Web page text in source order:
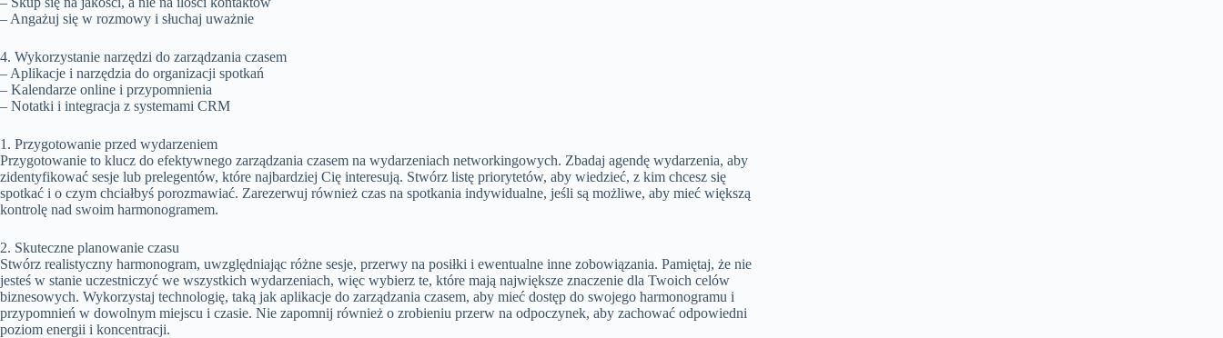
– Angażuj się w rozmowy i słuchaj uważnie
4. Wykorzystanie narzędzi do zarządzania czasem
– Aplikacje i narzędzia do organizacji spotkań
– Kalendarze online i przypomnienia
– Notatki i integracja z systemami CRM
1. Przygotowanie przed wydarzeniem
Przygotowanie to klucz do efektywnego zarządzania czasem na wydarzeniach networkingowych. Zbadaj agendę wydarzenia, aby
zidentyfikować sesje lub prelegentów, które najbardziej Cię interesują. Stwórz listę priorytetów, aby wiedzieć, z kim chcesz się
spotkać i o czym chciałbyś porozmawiać. Zarezerwuj również czas na spotkania indywidualne, jeśli są możliwe, aby mieć większą
kontrolę nad swoim harmonogramem.
2. Skuteczne planowanie czasu
Stwórz realistyczny harmonogram, uwzględniając różne sesje, przerwy na posiłki i ewentualne inne zobowiązania. Pamiętaj, że nie
jesteś w stanie uczestniczyć we wszystkich wydarzeniach, więc wybierz te, które mają największe znaczenie dla Twoich celów
biznesowych. Wykorzystaj technologię, taką jak aplikacje do zarządzania czasem, aby mieć dostęp do swojego harmonogramu i
przypomnień w dowolnym miejscu i czasie. Nie zapomnij również o zrobieniu przerw na odpoczynek, aby zachować odpowiedni
poziom energii i koncentracji.